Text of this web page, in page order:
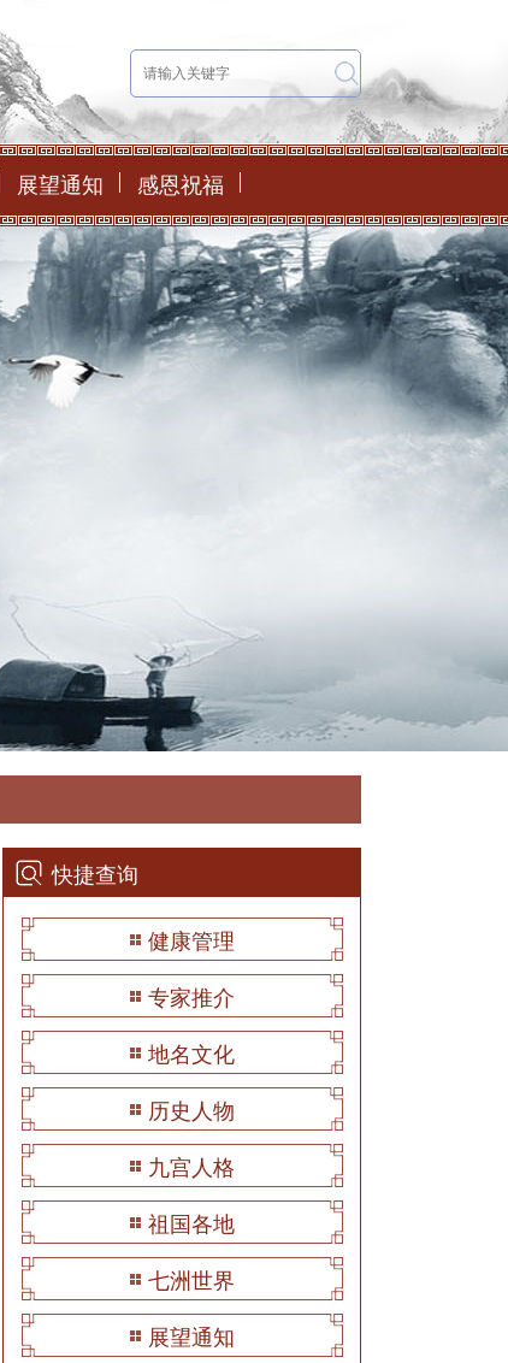
展望通知 感恩祝福
快捷查询
健康管理
专家推介
地名文化
历史人物
九宫人格
祖国各地
七洲世界
展望通知